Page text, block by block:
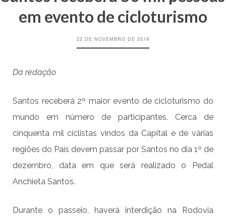
em evento de cicloturismo
22 DE NOVEMBRO DE 2019
Da redação
Santos receberá 2º maior evento de cicloturismo do
mundo em número de participantes. Cerca de
cinquenta mil ciclistas vindos da Capital e de várias
regiões do País devem passar por Santos no dia 1º de
dezembro, data em que será realizado o Pedal
Anchieta Santos.
Durante o passeio, haverá interdição na Rodovia